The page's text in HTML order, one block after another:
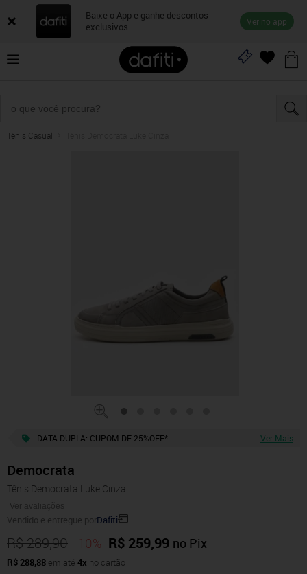
Baixe o App e ganhe descontos
exclusivos
Ver no app
Tênis Casual
DATA DUPLA: CUPOM DE 25%OFF* Ver Mais
Democrata
Tênis Democrata Luke Cinza
Ver avaliações
Vendido e entregue porDafiti
R$ 289,90 -10% R$ 259,99 no Pix
R$ 288,88 em até 4x no cartão